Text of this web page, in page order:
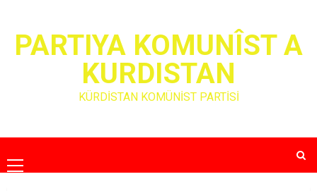
contentPARTIYA KOMUNÎST A
KURDISTAN
KÜRDİSTAN KOMÜNİST PARTİSİ
Primary
Menu